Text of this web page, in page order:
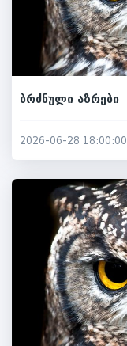
ბრძნული აზრები
2026-06-28 18:00:00